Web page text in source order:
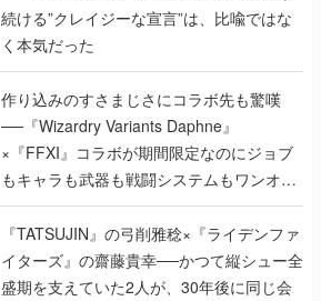
続ける”クレイジーな宣言”は、比喩ではな
く本気だった
作り込みのすさまじさにコラボ先も驚嘆
──『Wizardry Variants Daphne』
×『FFXI』コラボが期間限定なのにジョブ
もキャラも武器も戦闘システムもワンオフ
で作り込まれた理由を両ディレクターに聞
く
『TATSUJIN』の弓削雅稔×『ライデンファ
イターズ』の齋藤貴幸──かつて縦シュー全
盛期を支えていた2人が、30年後に同じ会